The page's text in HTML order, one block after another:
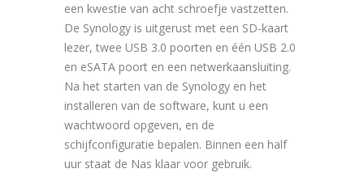
een kwestie van acht schroefje vastzetten.
De Synology is uitgerust met een SD-kaart
lezer, twee USB 3.0 poorten en één USB 2.0
en eSATA poort en een netwerkaansluiting.
Na het starten van de Synology en het
installeren van de software, kunt u een
wachtwoord opgeven, en de
schijfconfiguratie bepalen. Binnen een half
uur staat de Nas klaar voor gebruik.